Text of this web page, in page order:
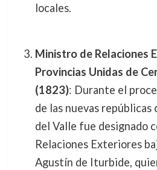
locales.
Ministro de Relaciones
Provincias Unidas de
(1823): Durante el
de las nuevas repúblicas
del Valle fue designado
Relaciones Exteriores
Agustín de Iturbide,